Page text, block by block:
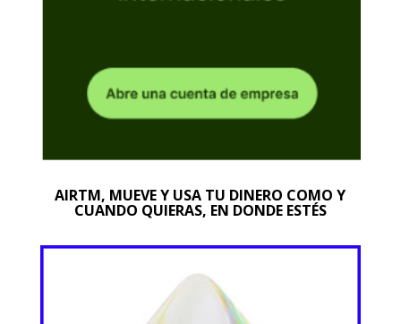
AIRTM, MUEVE Y USA TU DINERO COMO Y
CUANDO QUIERAS, EN DONDE ESTÉS